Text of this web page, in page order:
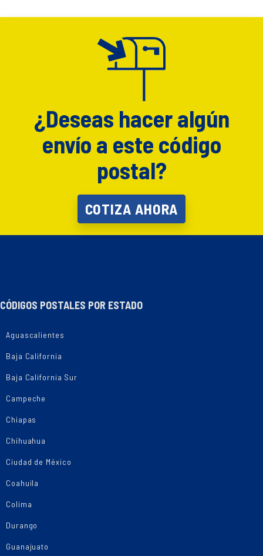
¿Deseas hacer algún
envío a este código
postal?
COTIZA AHORA
CÓDIGOS POSTALES POR ESTADO
Aguascalientes
Baja California
Baja California Sur
Campeche
Chiapas
Chihuahua
Ciudad de México
Coahuila
Colima
Durango
Guanajuato